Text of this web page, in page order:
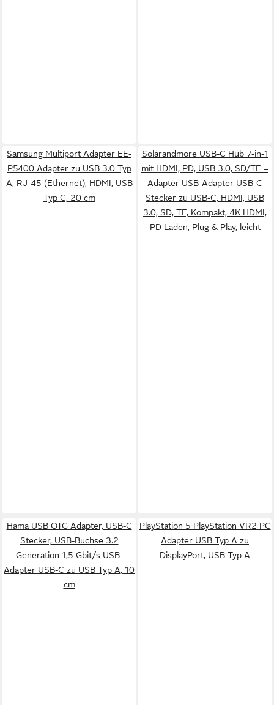
Samsung Multiport Adapter EE-
P5400 Adapter zu USB 3.0 Typ
A, RJ-45 (Ethernet), HDMI, USB
Typ C, 20 cm
Solarandmore USB-C Hub 7-in-1
mit HDMI, PD, USB 3.0, SD/TF –
Adapter USB-Adapter USB-C
Stecker zu USB-C, HDMI, USB
3.0, SD, TF, Kompakt, 4K HDMI,
PD Laden, Plug & Play, leicht
Hama USB OTG Adapter, USB-C
Stecker, USB-Buchse 3.2
Generation 1,5 Gbit/s USB-
Adapter USB-C zu USB Typ A, 10
cm
PlayStation 5 PlayStation VR2 PC
Adapter USB Typ A zu
DisplayPort, USB Typ A